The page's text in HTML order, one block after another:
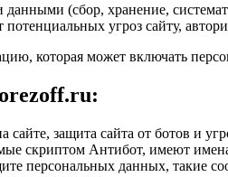
(сбор, хранение,
угроз сайту,
которая может включать
сайте, защита сайта от ботов и
скриптом Антибот, имеют
персональных данных, такие